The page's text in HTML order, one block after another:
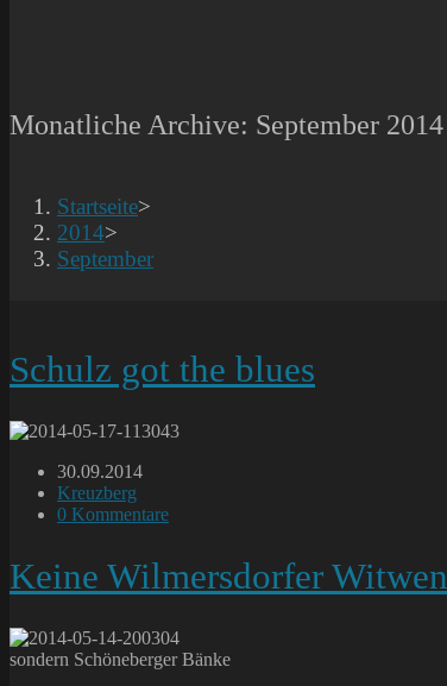
Monatliche Archive: September 2014
Startseite>
2014>
September
Schulz got the blues
Beitrag
veröffentlicht:
30.09.2014
Beitrags-
Kategorie:
Kreuzberg
Beitrags-
0 Kommentare
Keine Wilmersdorfer Witwen
sondern Schöneberger Bänke